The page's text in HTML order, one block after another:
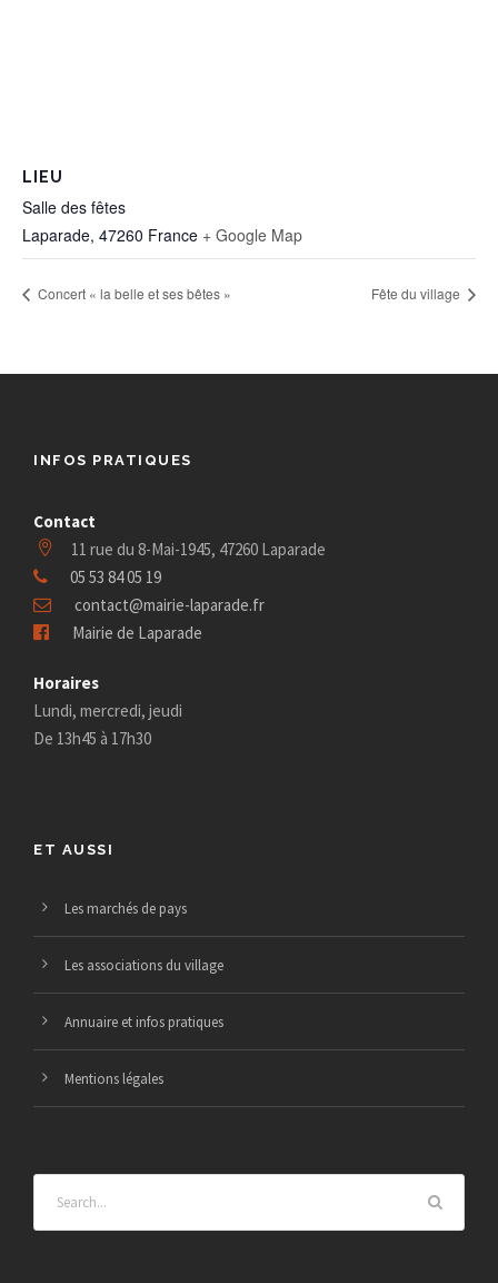
LIEU
Salle des fêtes
Laparade, 47260 France + Google Map
Concert « la belle et ses bêtes » Fête du village
INFOS PRATIQUES
Contact
11 rue du 8-Mai-1945, 47260 Laparade
05 53 84 05 19
contact@mairie-laparade.fr
Mairie de Laparade
Horaires
Lundi, mercredi, jeudi
De 13h45 à 17h30
ET AUSSI
Les marchés de pays
Les associations du village
Annuaire et infos pratiques
Mentions légales